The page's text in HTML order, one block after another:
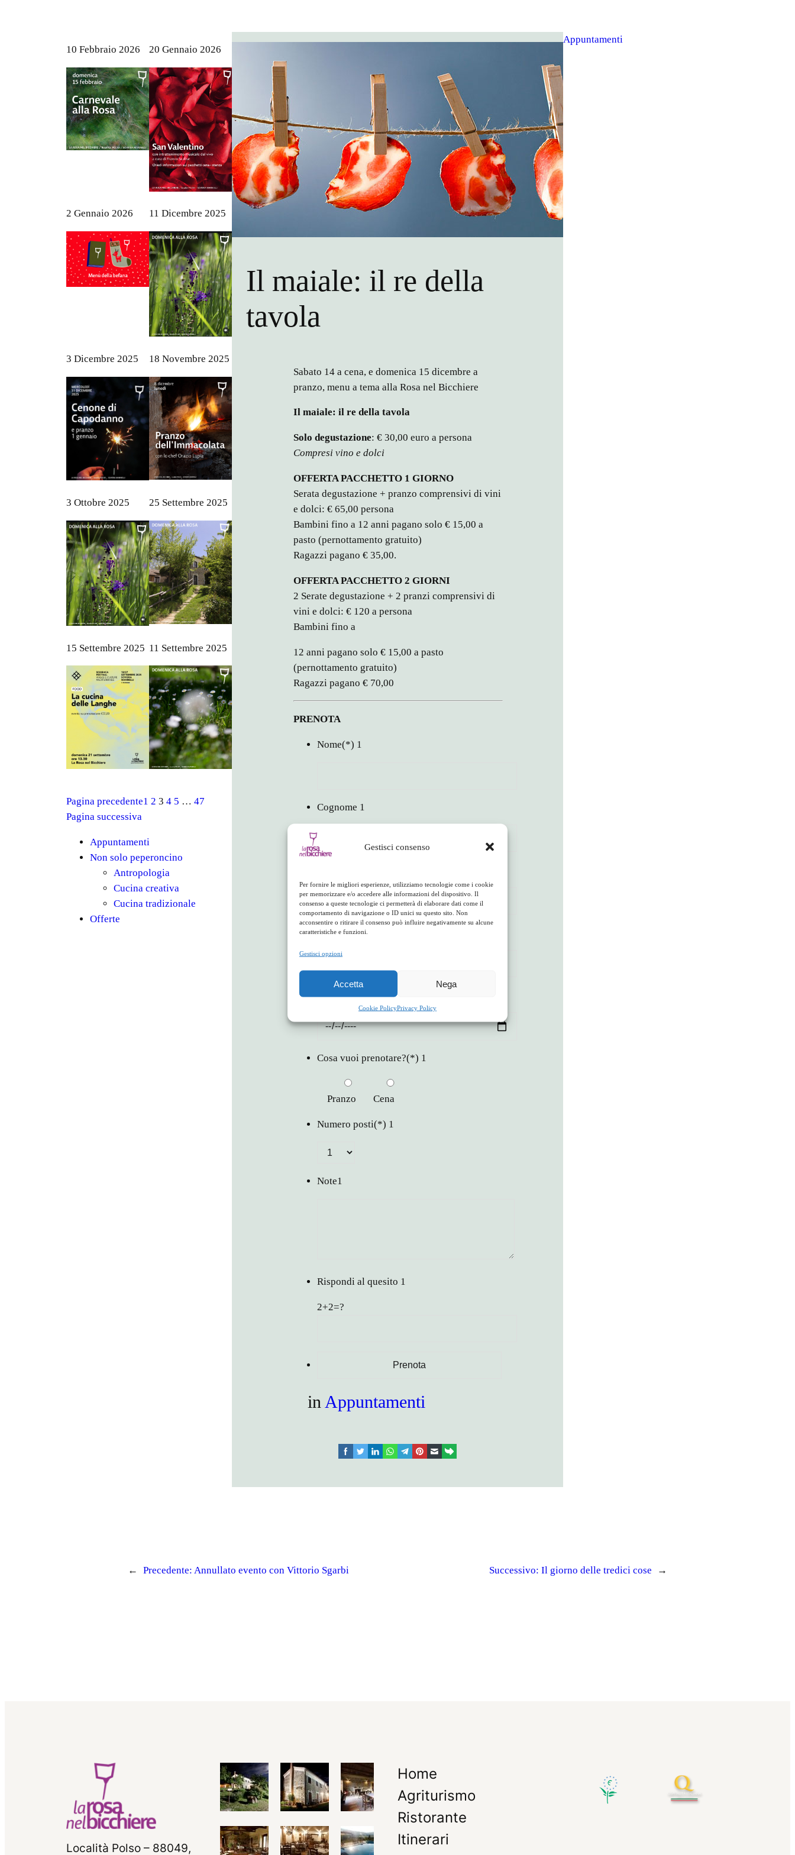
Gestisci consenso
Per fornire le migliori esperienze, utilizziamo tecnologie come i cookie
per memorizzare e/o accedere alle informazioni del dispositivo. Il
consenso a queste tecnologie ci permetterà di elaborare dati come il
comportamento di navigazione o ID unici su questo sito. Non
acconsentire o ritirare il consenso può influire negativamente su alcune
caratteristiche e funzioni.
Gestisci opzioni
Accetta Nega
Cookie PolicyPrivacy Policy
10 Febbraio 2026 20 Gennaio 2026
2 Gennaio 2026 11 Dicembre 2025
3 Dicembre 2025 18 Novembre 2025
3 Ottobre 2025 25 Settembre 2025
15 Settembre 2025 11 Settembre 2025
Pagina precedente1 2 3 4 5 … 47
Pagina successiva
Appuntamenti
Non solo peperoncino
Antropologia
Cucina creativa
Cucina tradizionale
Offerte
Il maiale: il re della
tavola
Sabato 14 a cena, e domenica 15 dicembre a
pranzo, menu a tema alla Rosa nel Bicchiere
Il maiale: il re della tavola
Solo degustazione: € 30,00 euro a persona
Compresi vino e dolci
OFFERTA PACCHETTO 1 GIORNO
Serata degustazione + pranzo comprensivi di vini
e dolci: € 65,00 persona
Bambini fino a 12 anni pagano solo € 15,00 a
pasto (pernottamento gratuito)
Ragazzi pagano € 35,00.
OFFERTA PACCHETTO 2 GIORNI
2 Serate degustazione + 2 pranzi comprensivi di
vini e dolci: € 120 a persona
Bambini fino a
12 anni pagano solo € 15,00 a pasto
(pernottamento gratuito)
Ragazzi pagano € 70,00
PRENOTA
Nome(*) 1
Cognome 1
Telefono(*)1
Seleziona giorno(*)
Cosa vuoi prenotare?(*) 1
Pranzo Cena
Numero posti(*) 1
Note1
Rispondi al quesito 1
2+2=?
in Appuntamenti
facebooktwitterlinkedinwhatsapptelegram
pinterest email link
Appuntamenti
← Precedente: Annullato evento con Vittorio Sgarbi Successivo: Il giorno delle tredici cose →
Località Polso – 88049,
Home
Agriturismo
Ristorante
Itinerari